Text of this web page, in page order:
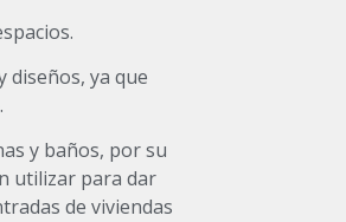
diseños, ya que
y baños, por su
utilizar para dar
de viviendas